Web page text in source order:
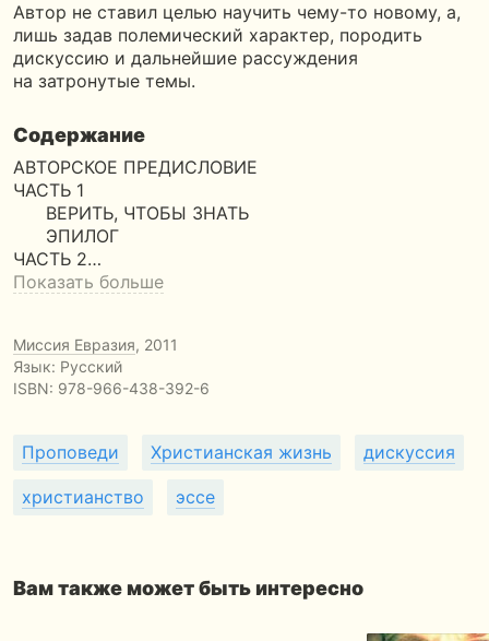
Автор не ставил целью научить чему-то новому, а,
лишь задав полемический характер, породить
дискуссию и дальнейшие рассуждения
на затронутые темы.
Содержание
АВТОРСКОЕ ПРЕДИСЛОВИЕ
ЧАСТЬ 1
ВЕРИТЬ, ЧТОБЫ ЗНАТЬ
ЭПИЛОГ
ЧАСТЬ 2…
Показать больше
Миссия Евразия, 2011
Язык: Русский
ISBN: 978-966-438-392-6
Проповеди Христианская жизнь дискуссия
христианство эссе
Вам также может быть интересно